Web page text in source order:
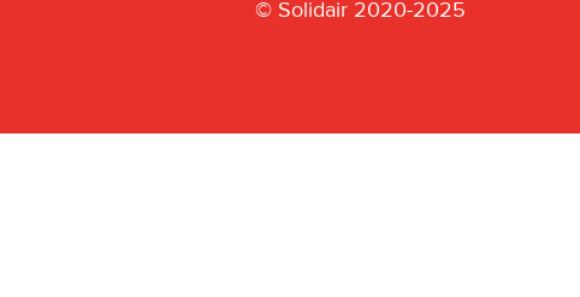
© Solidair 2020-2025